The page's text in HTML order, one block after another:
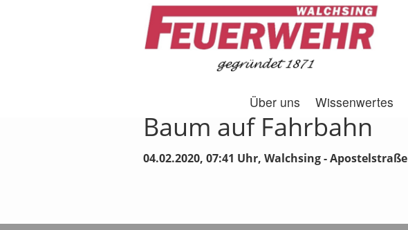
Über uns Wissenwertes
Baum auf Fahrbahn
04.02.2020, 07:41 Uhr, Walchsing - Apostelstraße